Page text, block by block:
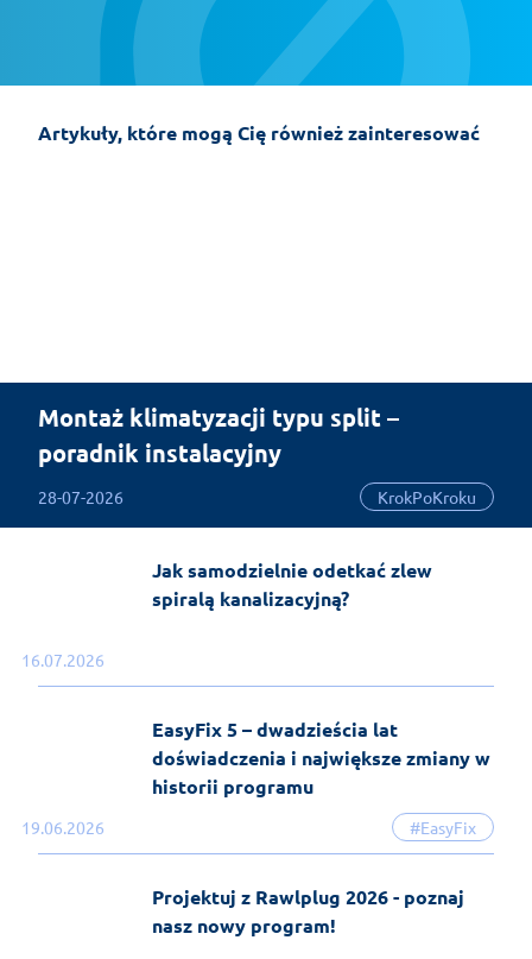
Artykuły, które mogą Cię również zainteresować
Montaż klimatyzacji typu split –
poradnik instalacyjny
28-07-2026 KrokPoKroku
16.07.2026
Jak samodzielnie odetkać zlew
spiralą kanalizacyjną?
19.06.2026 #EasyFix
EasyFix 5 – dwadzieścia lat
doświadczenia i największe zmiany w
historii programu
Projektuj z Rawlplug 2026 - poznaj
nasz nowy program!